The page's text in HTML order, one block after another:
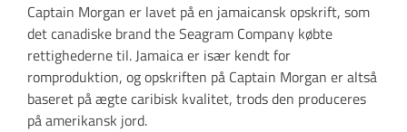
Captain Morgan er lavet på en jamaicansk opskrift, som
det canadiske brand the Seagram Company købte
rettighederne til. Jamaica er især kendt for
romproduktion, og opskriften på Captain Morgan er altså
baseret på ægte caribisk kvalitet, trods den produceres
på amerikansk jord.